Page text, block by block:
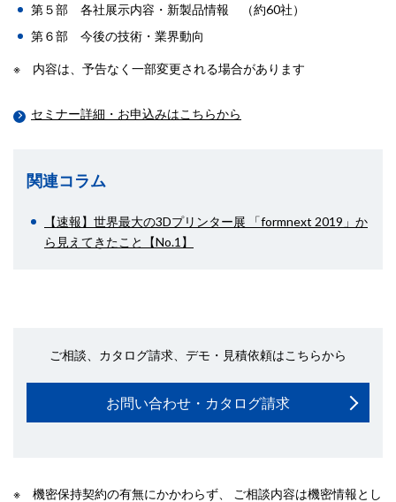
第５部 各社展示内容・新製品情報 （約60社）
第６部 今後の技術・業界動向
※ 内容は、予告なく一部変更される場合があります
セミナー詳細・お申込みはこちらから
関連コラム
【速報】世界最大の3Dプリンター展 「formnext 2019」か
ら見えてきたこと【No.1】
ご相談、カタログ請求、デモ・見積依頼はこちらから
お問い合わせ・カタログ請求
※ 機密保持契約の有無にかかわらず、 ご相談内容は機密情報とし